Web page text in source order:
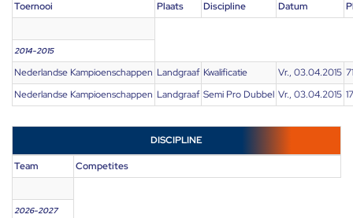
Toernooi Plaats Discipline Datum
2014-2015
Nederlandse Kampioenschappen Landgraaf Kwalificatie Vr., 03.04.2015 71
Nederlandse Kampioenschappen Landgraaf Semi Pro Dubbel Vr., 03.04.2015 17
DISCIPLINE
Team Competites
2026-2027